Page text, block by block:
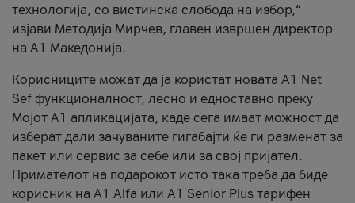
технологија, со вистинска слобода на избор,“
изјави Методија Мирчев, главен извршен директор
на А1 Македонија.
Корисниците можат да ја користат новата А1 Net
Sef функционалност, лесно и едноставно преку
Мојот А1 апликацијата, каде сега имаат можност да
изберат дали зачуваните гигабајти ќе ги разменат за
пакет или сервис за себе или за свој пријател.
Примателот на подарокот исто така треба да биде
корисник на А1 Alfa или A1 Senior Plus тарифен